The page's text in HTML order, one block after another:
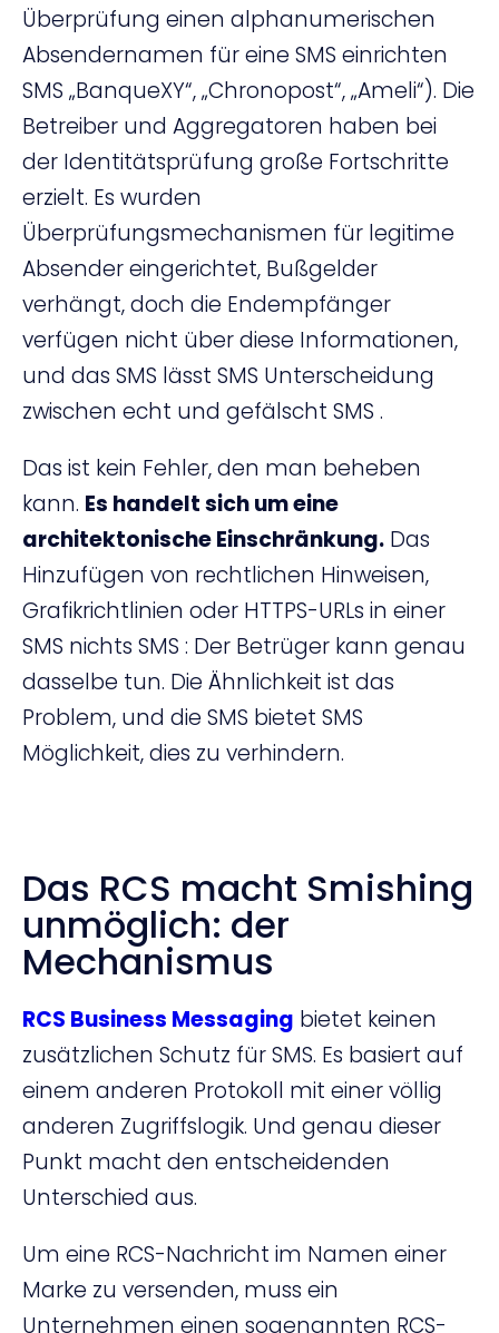
Überprüfung einen alphanumerischen
Absendernamen für eine SMS einrichten
SMS „BanqueXY“, „Chronopost“, „Ameli“). Die
Betreiber und Aggregatoren haben bei
der Identitätsprüfung große Fortschritte
erzielt. Es wurden
Überprüfungsmechanismen für legitime
Absender eingerichtet, Bußgelder
verhängt, doch die Endempfänger
verfügen nicht über diese Informationen,
und das SMS lässt SMS Unterscheidung
zwischen echt und gefälscht SMS .
Das ist kein Fehler, den man beheben
kann. Es handelt sich um eine
architektonische Einschränkung. Das
Hinzufügen von rechtlichen Hinweisen,
Grafikrichtlinien oder HTTPS-URLs in einer
SMS nichts SMS : Der Betrüger kann genau
dasselbe tun. Die Ähnlichkeit ist das
Problem, und die SMS bietet SMS
Möglichkeit, dies zu verhindern.
Das RCS macht Smishing
unmöglich: der
Mechanismus
RCS Business Messaging bietet keinen
zusätzlichen Schutz für SMS. Es basiert auf
einem anderen Protokoll mit einer völlig
anderen Zugriffslogik. Und genau dieser
Punkt macht den entscheidenden
Unterschied aus.
Um eine RCS-Nachricht im Namen einer
Marke zu versenden, muss ein
Unternehmen einen sogenannten RCS-